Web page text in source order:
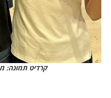
קרדיט תמונה: